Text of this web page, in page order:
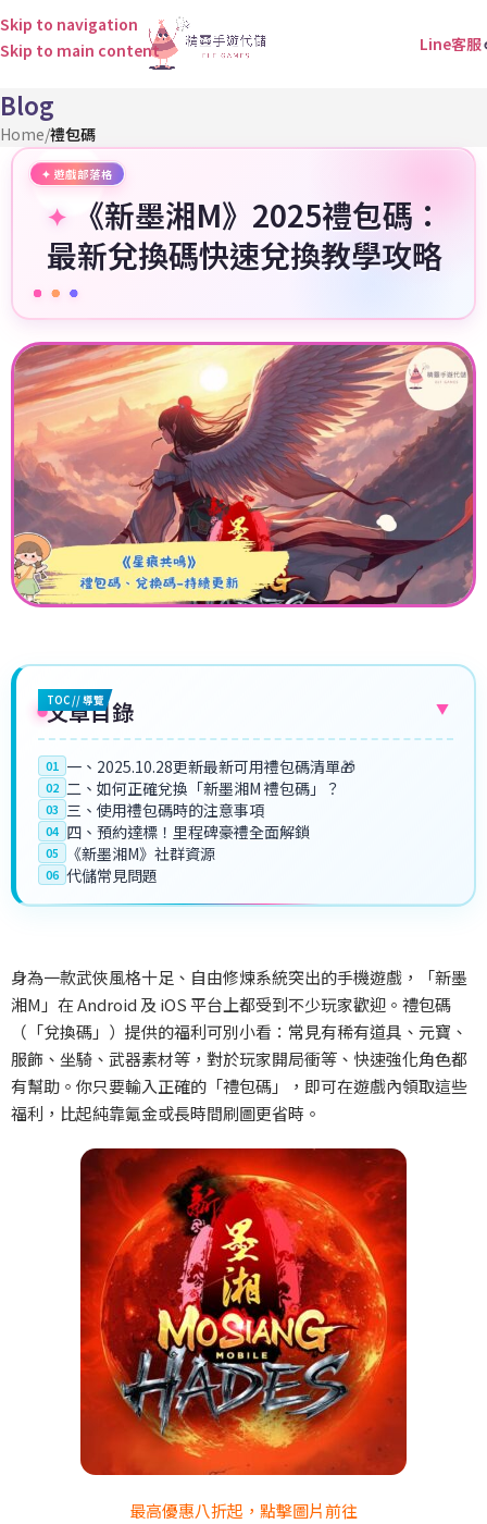
Skip to navigation
Skip to main content
Line客服
Blog
Home/禮包碼
《新墨湘M》2025禮包碼：
最新兌換碼快速兌換教學攻略
TOC // 導覽
文章目錄 ▼
01 一、2025.10.28更新最新可用禮包碼清單🎁
02 二、如何正確兌換「新墨湘M 禮包碼」？
03 三、使用禮包碼時的注意事項
04 四、預約達標！里程碑豪禮全面解鎖
05 《新墨湘M》社群資源
06 代儲常見問題
身為一款武俠風格十足、自由修煉系統突出的手機遊戲，「新墨
湘M 」在 Android 及 iOS平台上都受到不少玩家歡迎。禮包碼
（「兌換碼」）提供的福利可別小看：常見有稀有道具、元寶、
服飾、坐騎、武器素材等，對於玩家開局衝等、快速強化角色都
有幫助。你只要輸入正確的「禮包碼」，即可在遊戲內領取這些
福利，比起純靠氪金或長時間刷圖更省時。
最高優惠八折起，點擊圖片前往